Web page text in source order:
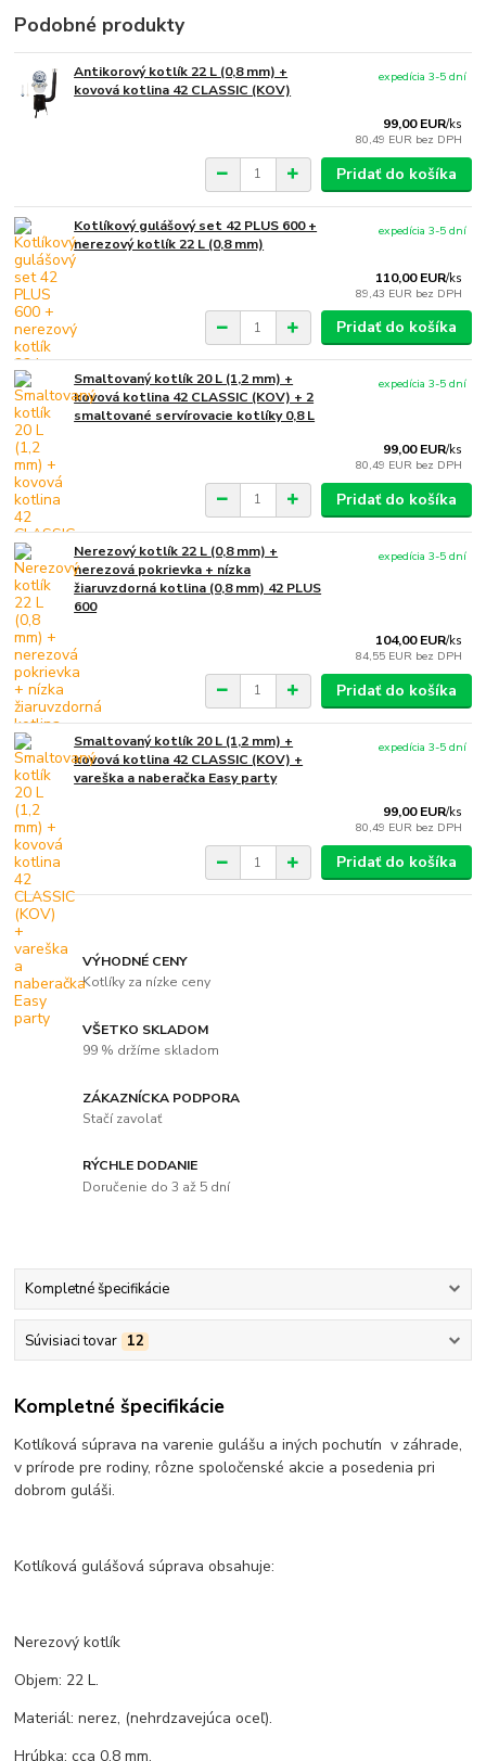
Podobné produkty
Antikorový kotlík 22 L (0,8 mm) +
kovová kotlina 42 CLASSIC (KOV)
99,00 EUR/ks
80,49 EUR bez DPH
expedícia 3-5 dní
Pridať do košíka
Kotlíkový gulášový set 42 PLUS 600 +
nerezový kotlík 22 L (0,8 mm)
110,00 EUR/ks
89,43 EUR bez DPH
expedícia 3-5 dní
Pridať do košíka
Smaltovaný kotlík 20 L (1,2 mm) +
kovová kotlina 42 CLASSIC (KOV) + 2
smaltované servírovacie kotlíky 0,8 L
99,00 EUR/ks
80,49 EUR bez DPH
expedícia 3-5 dní
Pridať do košíka
Nerezový kotlík 22 L (0,8 mm) +
nerezová pokrievka + nízka
žiaruvzdorná kotlina (0,8 mm) 42 PLUS
600
104,00 EUR/ks
84,55 EUR bez DPH
expedícia 3-5 dní
Pridať do košíka
Smaltovaný kotlík 20 L (1,2 mm) +
kovová kotlina 42 CLASSIC (KOV) +
vareška a naberačka Easy party
99,00 EUR/ks
80,49 EUR bez DPH
expedícia 3-5 dní
Pridať do košíka
VÝHODNÉ CENY
Kotlíky za nízke ceny
VŠETKO SKLADOM
99 % držíme skladom
ZÁKAZNÍCKA PODPORA
Stačí zavolať
RÝCHLE DODANIE
Doručenie do 3 až 5 dní
Kompletné špecifikácie
Súvisiaci tovar 12
Kompletné špecifikácie
Kotlíková súprava na varenie gulášu a iných pochutín v záhrade,
v prírode pre rodiny, rôzne spoločenské akcie a posedenia pri
dobrom guláši.
Kotlíková gulášová súprava obsahuje:
Nerezový kotlík
Objem: 22 L.
Materiál: nerez, (nehrdzavejúca oceľ).
Hrúbka: cca 0,8 mm.